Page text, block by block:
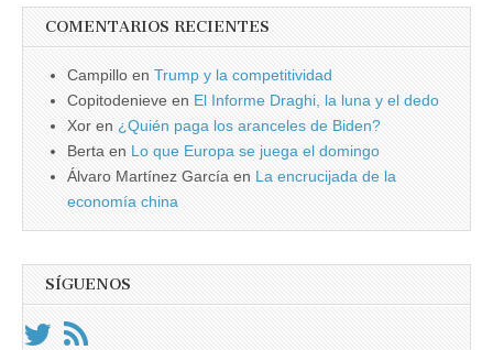
COMENTARIOS RECIENTES
Campillo en Trump y la competitividad
Copitodenieve en El Informe Draghi, la luna y el dedo
Xor en ¿Quién paga los aranceles de Biden?
Berta en Lo que Europa se juega el domingo
Álvaro Martínez García en La encrucijada de la
economía china
SÍGUENOS